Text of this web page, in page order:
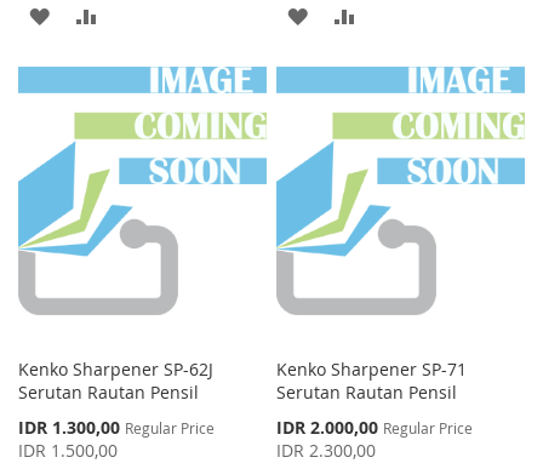
ADD
WISH
LIST
COMPARE
ADD
WISH
LIST
COMPARE
Kenko Sharpener SP-62J
Serutan Rautan Pensil
Special
Price
IDR 1.300,00 Regular Price
IDR 1.500,00
Kenko Sharpener SP-71
Serutan Rautan Pensil
Special
Price
IDR 2.000,00 Regular Price
IDR 2.300,00